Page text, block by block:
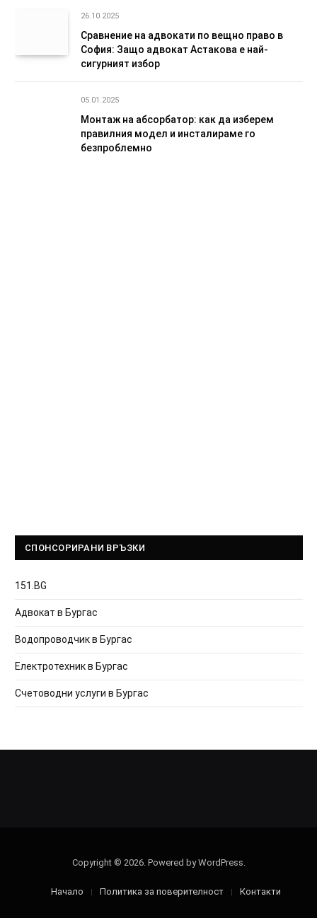
26.10.2025
Сравнение на адвокати по вещно право в
София: Защо адвокат Астакова е най-
сигурният избор
05.01.2025
Монтаж на абсорбатор: как да изберем
правилния модел и инсталираме го
безпроблемно
СПОНСОРИРАНИ ВРЪЗКИ
151.BG
Адвокат в Бургас
Водопроводчик в Бургас
Електротехник в Бургас
Счетоводни услуги в Бургас
Copyright © 2026. Powered by WordPress.
Начало Политика за поверителност Контакти